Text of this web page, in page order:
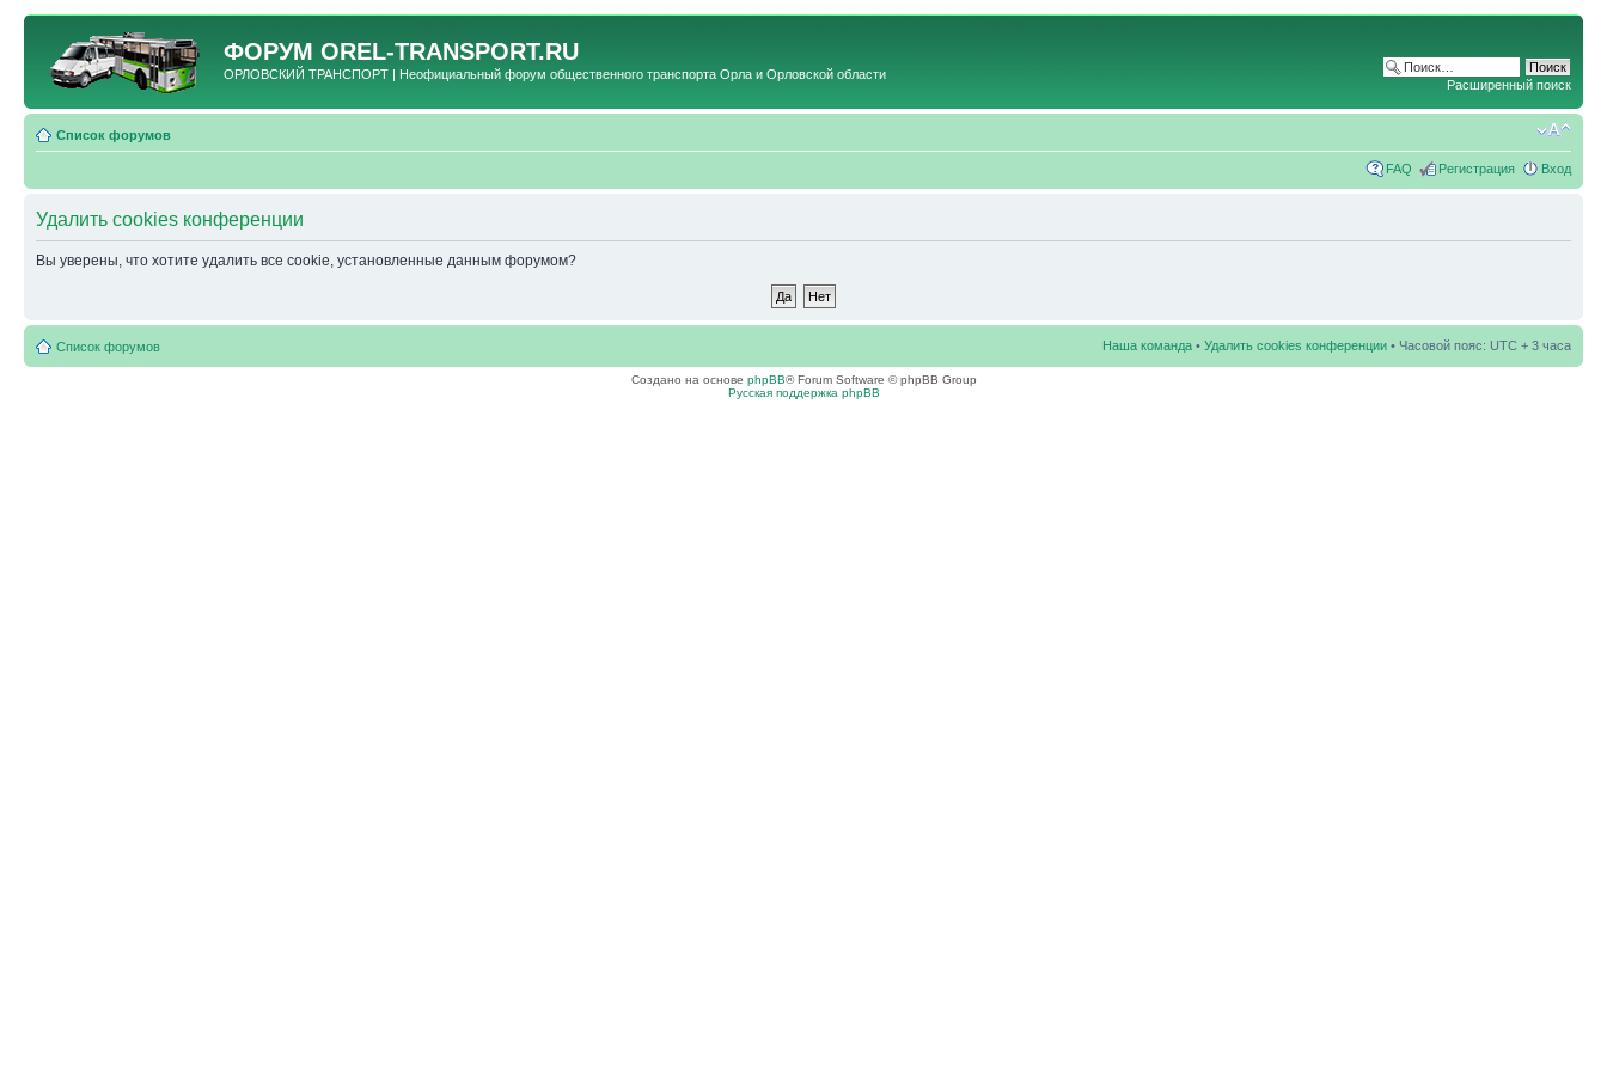
ФОРУМ OREL-TRANSPORT.RU
ОРЛОВСКИЙ ТРАНСПОРТ | Неофициальный форум общественного транспорта Орла и Орловской области
Расширенный поиск
Список форумов
FAQ Регистрация Вход
Удалить cookies конференции
Вы уверены, что хотите удалить все cookie, установленные данным форумом?
Список форумов Наша команда • Удалить cookies конференции • Часовой пояс: UTC + 3 часа
Создано на основе phpBB® Forum Software © phpBB Group
Русская поддержка phpBB